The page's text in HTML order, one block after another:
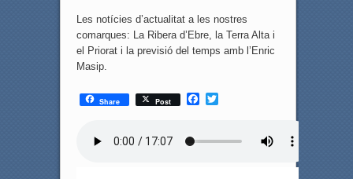
Les notícies d’actualitat a les nostres
comarques: La Ribera d’Ebre, la Terra Alta i
el Priorat i la previsió del temps amb l’Enric
Masip.
Share Post
F
T